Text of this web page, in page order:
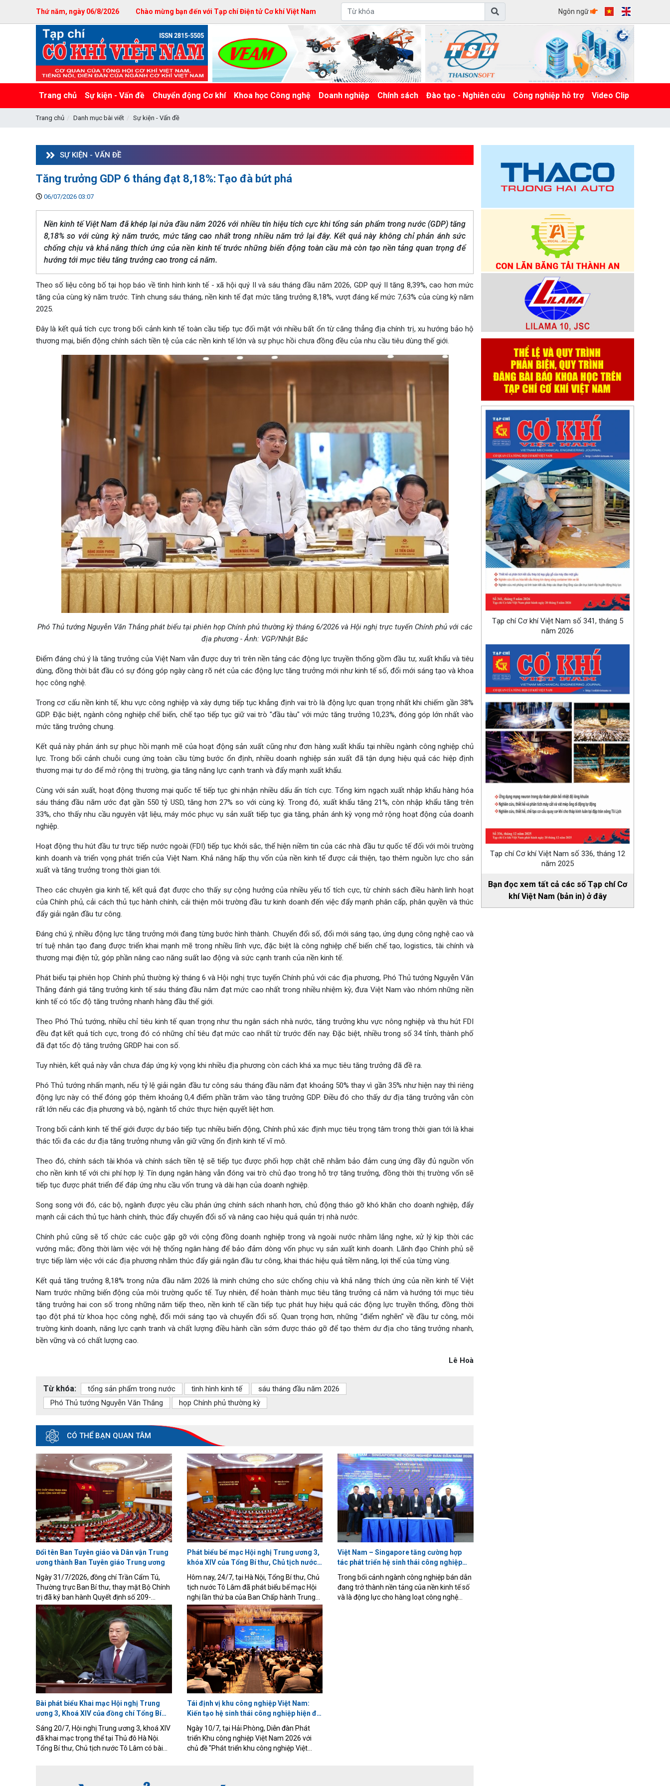
Thứ năm, ngày 06/8/2026 Chào mừng bạn đến với Tạp chí Điện tử Cơ khí Việt Nam Ngôn ngữ
Trang chủ Sự kiện - Vấn đề Chuyển động Cơ khí Khoa học Công nghệ Doanh nghiệp Chính sách Đào tạo - Nghiên cứu Công nghiệp hỗ trợ Video Clip
Trang chủ Danh mục bài viết Sự kiện - Vấn đề
SỰ KIỆN - VẤN ĐỀ
Tăng trưởng GDP 6 tháng đạt 8,18%: Tạo đà bứt phá
06/07/2026 03:07
Nền kinh tế Việt Nam đã khép lại nửa đầu năm 2026 với nhiều tín hiệu tích cực khi tổng sản phẩm trong nước (GDP) tăng
8,18% so với cùng kỳ năm trước, mức tăng cao nhất trong nhiều năm trở lại đây. Kết quả này không chỉ phản ánh sức
chống chịu và khả năng thích ứng của nền kinh tế trước những biến động toàn cầu mà còn tạo nền tảng quan trọng để
hướng tới mục tiêu tăng trưởng cao trong cả năm.
Theo số liệu công bố tại họp báo về tình hình kinh tế - xã hội quý II và sáu tháng đầu năm 2026, GDP quý II tăng 8,39%, cao hơn mức
tăng của cùng kỳ năm trước. Tính chung sáu tháng, nền kinh tế đạt mức tăng trưởng 8,18%, vượt đáng kể mức 7,63% của cùng kỳ năm
2025.
Đây là kết quả tích cực trong bối cảnh kinh tế toàn cầu tiếp tục đối mặt với nhiều bất ổn từ căng thẳng địa chính trị, xu hướng bảo hộ
thương mại, biến động chính sách tiền tệ của các nền kinh tế lớn và sự phục hồi chưa đồng đều của nhu cầu tiêu dùng thế giới.
Phó Thủ tướng Nguyễn Văn Thắng phát biểu tại phiên họp Chính phủ thường kỳ tháng 6/2026 và Hội nghị trực tuyến Chính phủ với các
địa phương - Ảnh: VGP/Nhật Bắc
Điểm đáng chú ý là tăng trưởng của Việt Nam vẫn được duy trì trên nền tảng các động lực truyền thống gồm đầu tư, xuất khẩu và tiêu
dùng, đồng thời bắt đầu có sự đóng góp ngày càng rõ nét của các động lực tăng trưởng mới như kinh tế số, đổi mới sáng tạo và khoa
học công nghệ.
Trong cơ cấu nền kinh tế, khu vực công nghiệp và xây dựng tiếp tục khẳng định vai trò là động lực quan trọng nhất khi chiếm gần 38%
GDP. Đặc biệt, ngành công nghiệp chế biến, chế tạo tiếp tục giữ vai trò "đầu tàu" với mức tăng trưởng 10,23%, đóng góp lớn nhất vào
mức tăng trưởng chung.
Kết quả này phản ánh sự phục hồi mạnh mẽ của hoạt động sản xuất cũng như đơn hàng xuất khẩu tại nhiều ngành công nghiệp chủ
lực. Trong bối cảnh chuỗi cung ứng toàn cầu từng bước ổn định, nhiều doanh nghiệp sản xuất đã tận dụng hiệu quả các hiệp định
thương mại tự do để mở rộng thị trường, gia tăng năng lực cạnh tranh và đẩy mạnh xuất khẩu.
Cùng với sản xuất, hoạt động thương mại quốc tế tiếp tục ghi nhận nhiều dấu ấn tích cực. Tổng kim ngạch xuất nhập khẩu hàng hóa
sáu tháng đầu năm ước đạt gần 550 tỷ USD, tăng hơn 27% so với cùng kỳ. Trong đó, xuất khẩu tăng 21%, còn nhập khẩu tăng trên
33%, cho thấy nhu cầu nguyên vật liệu, máy móc phục vụ sản xuất tiếp tục gia tăng, phản ánh kỳ vọng mở rộng hoạt động của doanh
nghiệp.
Hoạt động thu hút đầu tư trực tiếp nước ngoài (FDI) tiếp tục khởi sắc, thể hiện niềm tin của các nhà đầu tư quốc tế đối với môi trường
kinh doanh và triển vọng phát triển của Việt Nam. Khả năng hấp thụ vốn của nền kinh tế được cải thiện, tạo thêm nguồn lực cho sản
xuất và tăng trưởng trong thời gian tới.
Theo các chuyên gia kinh tế, kết quả đạt được cho thấy sự cộng hưởng của nhiều yếu tố tích cực, từ chính sách điều hành linh hoạt
của Chính phủ, cải cách thủ tục hành chính, cải thiện môi trường đầu tư kinh doanh đến việc đẩy mạnh phân cấp, phân quyền và thúc
đẩy giải ngân đầu tư công.
Đáng chú ý, nhiều động lực tăng trưởng mới đang từng bước hình thành. Chuyển đổi số, đổi mới sáng tạo, ứng dụng công nghệ cao và
trí tuệ nhân tạo đang được triển khai mạnh mẽ trong nhiều lĩnh vực, đặc biệt là công nghiệp chế biến chế tạo, logistics, tài chính và
thương mại điện tử, góp phần nâng cao năng suất lao động và sức cạnh tranh của nền kinh tế.
Phát biểu tại phiên họp Chính phủ thường kỳ tháng 6 và Hội nghị trực tuyến Chính phủ với các địa phương, Phó Thủ tướng Nguyễn Văn
Thắng đánh giá tăng trưởng kinh tế sáu tháng đầu năm đạt mức cao nhất trong nhiều nhiệm kỳ, đưa Việt Nam vào nhóm những nền
kinh tế có tốc độ tăng trưởng nhanh hàng đầu thế giới.
Theo Phó Thủ tướng, nhiều chỉ tiêu kinh tế quan trọng như thu ngân sách nhà nước, tăng trưởng khu vực nông nghiệp và thu hút FDI
đều đạt kết quả tích cực, trong đó có những chỉ tiêu đạt mức cao nhất từ trước đến nay. Đặc biệt, nhiều trong số 34 tỉnh, thành phố
đã đạt tốc độ tăng trưởng GRDP hai con số.
Tuy nhiên, kết quả này vẫn chưa đáp ứng kỳ vọng khi nhiều địa phương còn cách khá xa mục tiêu tăng trưởng đã đề ra.
Phó Thủ tướng nhấn mạnh, nếu tỷ lệ giải ngân đầu tư công sáu tháng đầu năm đạt khoảng 50% thay vì gần 35% như hiện nay thì riêng
động lực này có thể đóng góp thêm khoảng 0,4 điểm phần trăm vào tăng trưởng GDP. Điều đó cho thấy dư địa tăng trưởng vẫn còn
rất lớn nếu các địa phương và bộ, ngành tổ chức thực hiện quyết liệt hơn.
Trong bối cảnh kinh tế thế giới được dự báo tiếp tục nhiều biến động, Chính phủ xác định mục tiêu trọng tâm trong thời gian tới là khai
thác tối đa các dư địa tăng trưởng nhưng vẫn giữ vững ổn định kinh tế vĩ mô.
Theo đó, chính sách tài khóa và chính sách tiền tệ sẽ tiếp tục được phối hợp chặt chẽ nhằm bảo đảm cung ứng đầy đủ nguồn vốn
cho nền kinh tế với chi phí hợp lý. Tín dụng ngân hàng vẫn đóng vai trò chủ đạo trong hỗ trợ tăng trưởng, đồng thời thị trường vốn sẽ
tiếp tục được phát triển để đáp ứng nhu cầu vốn trung và dài hạn của doanh nghiệp.
Song song với đó, các bộ, ngành được yêu cầu phản ứng chính sách nhanh hơn, chủ động tháo gỡ khó khăn cho doanh nghiệp, đẩy
mạnh cải cách thủ tục hành chính, thúc đẩy chuyển đổi số và nâng cao hiệu quả quản trị nhà nước.
Chính phủ cũng sẽ tổ chức các cuộc gặp gỡ với cộng đồng doanh nghiệp trong và ngoài nước nhằm lắng nghe, xử lý kịp thời các
vướng mắc; đồng thời làm việc với hệ thống ngân hàng để bảo đảm dòng vốn phục vụ sản xuất kinh doanh. Lãnh đạo Chính phủ sẽ
trực tiếp làm việc với các địa phương nhằm thúc đẩy giải ngân đầu tư công, khai thác hiệu quả tiềm năng, lợi thế của từng vùng.
Kết quả tăng trưởng 8,18% trong nửa đầu năm 2026 là minh chứng cho sức chống chịu và khả năng thích ứng của nền kinh tế Việt
Nam trước những biến động của môi trường quốc tế. Tuy nhiên, để hoàn thành mục tiêu tăng trưởng cả năm và hướng tới mục tiêu
tăng trưởng hai con số trong những năm tiếp theo, nền kinh tế cần tiếp tục phát huy hiệu quả các động lực truyền thống, đồng thời
tạo đột phá từ khoa học công nghệ, đổi mới sáng tạo và chuyển đổi số. Quan trọng hơn, những "điểm nghẽn" về đầu tư công, môi
trường kinh doanh, năng lực cạnh tranh và chất lượng điều hành cần sớm được tháo gỡ để tạo thêm dư địa cho tăng trưởng nhanh,
bền vững và có chất lượng cao.
Lê Hoà
Từ khóa: tổng sản phẩm trong nước tình hình kinh tế
sáu tháng đầu năm 2026
Phó Thủ tướng Nguyễn Văn Thắng
họp Chính phủ thường kỳ
CÓ THỂ BẠN QUAN TÂM
Đổi tên Ban Tuyên giáo và Dân vận Trung
ương thành Ban Tuyên giáo Trung ương
Ngày 31/7/2026, đồng chí Trần Cẩm Tú,
Thường trực Ban Bí thư, thay mặt Bộ Chính
trị đã ký ban hành Quyết định số 209-
QĐ/TW về việc đổi tên Ban Tuyên giáo và
Dân vận Trung ương thành Ban Tuyên giáo
Trung ương.
Phát biểu bế mạc Hội nghị Trung ương 3,
khóa XIV của Tổng Bí thư, Chủ tịch nước
Tô Lâm
Hôm nay, 24/7, tại Hà Nội, Tổng Bí thư, Chủ
tịch nước Tô Lâm đã phát biểu bế mạc Hội
nghị lần thứ ba của Ban Chấp hành Trung
ương Đảng khóa XIV. Tạp chí Cơ khí Việt
Nam trân trọng giới thiệu toàn văn bài phát
biểu bế mạc của Tổng Bí thư, Chủ tịch nước
Tô Lâm.
Việt Nam – Singapore tăng cường hợp
tác phát triển hệ sinh thái công nghiệp
bán dẫn
Trong bối cảnh ngành công nghiệp bán dẫn
đang trở thành nền tảng của nền kinh tế số
và là động lực cho hàng loạt công nghệ
Bài phát biểu Khai mạc Hội nghị Trung
ương 3, Khoá XIV của đồng chí Tổng Bí
thư, Chủ tịch nước Tô Lâm.
Sáng 20/7, Hội nghị Trung ương 3, khoá XIV
đã khai mạc trọng thể tại Thủ đô Hà Nội.
Tổng Bí thư, Chủ tịch nước Tô Lâm có bài
Tái định vị khu công nghiệp Việt Nam:
Kiến tạo hệ sinh thái công nghiệp hiện đại
cho mục tiêu tăng trưởng hai con số
Ngày 10/7, tại Hải Phòng, Diễn đàn Phát
triển Khu công nghiệp Việt Nam 2026 với
chủ đề "Phát triển khu công nghiệp Việt
Tạp chí Cơ khí Việt Nam số 341, tháng 5
năm 2026
Tạp chí Cơ khí Việt Nam số 336, tháng 12
năm 2025
Bạn đọc xem tất cả các số Tạp chí Cơ
khí Việt Nam (bản in) ở đây